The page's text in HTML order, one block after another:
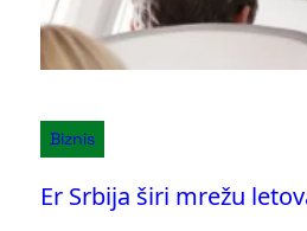
Biznis
Er Srbija širi mrežu